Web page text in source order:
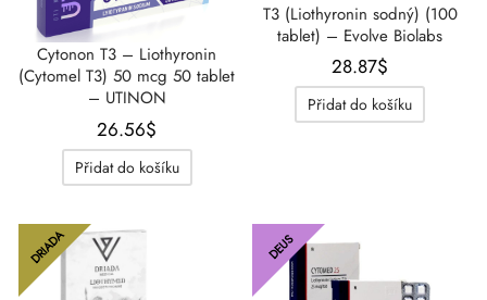
Cytonon T3 – Liothyronin
(Cytomel T3) 50 mcg 50 tablet
– UTINON
26.56$
Přidat do košíku
T3 (Liothyronin sodný) (100
tablet) – Evolve Biolabs
28.87$
Přidat do košíku
DRIADA DEUS